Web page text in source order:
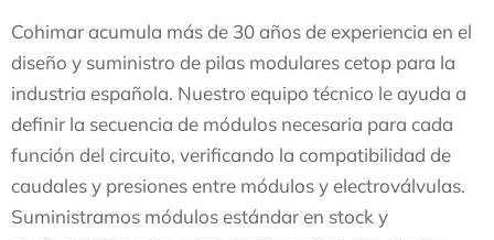
Cohimar acumula más de 30 años de experiencia en el
diseño y suministro de pilas modulares cetop para la
industria española. Nuestro equipo técnico le ayuda a
definir la secuencia de módulos necesaria para cada
función del circuito, verificando la compatibilidad de
caudales y presiones entre módulos y electroválvulas.
Suministramos módulos estándar en stock y